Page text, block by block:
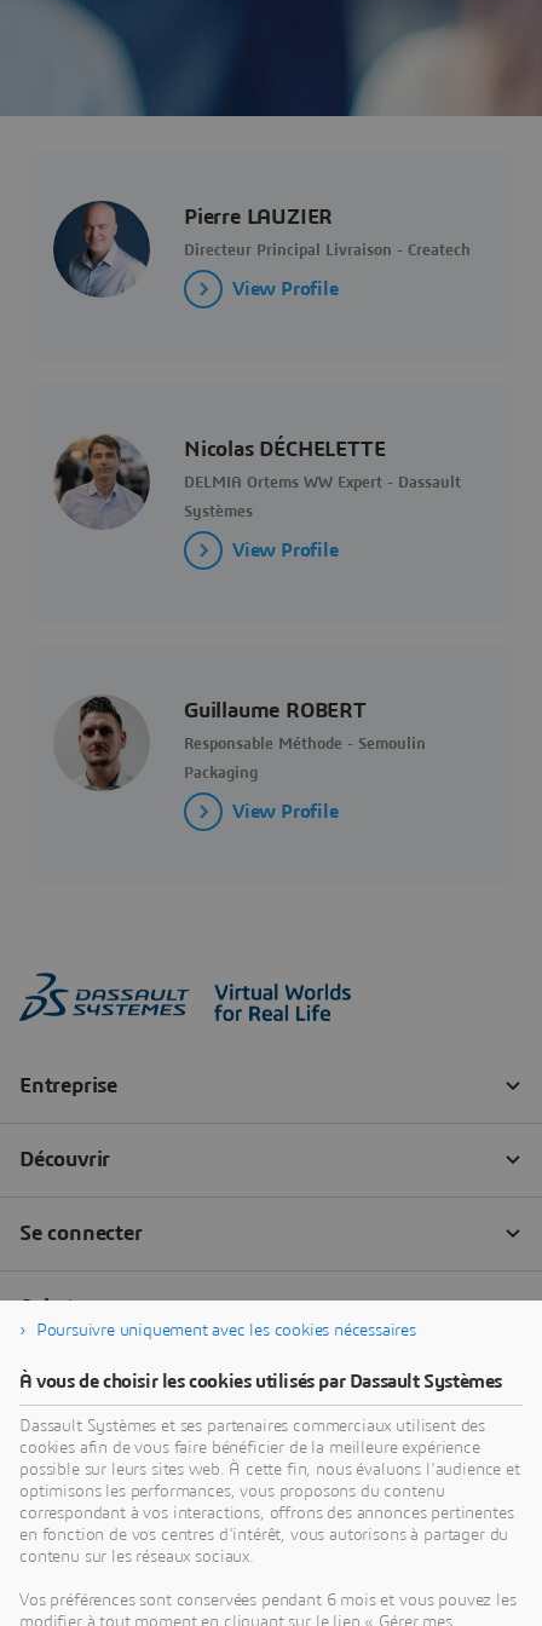
Pierre LAUZIER
Directeur Principal Livraison - Createch
View Profile
Nicolas DÉCHELETTE
DELMIA Ortems WW Expert - Dassault
Systèmes
View Profile
Guillaume ROBERT
Responsable Méthode - Semoulin
Packaging
View Profile
Poursuivre uniquement avec les cookies nécessaires
À vous de choisir les cookies utilisés par Dassault Systèmes
Dassault Systèmes et ses partenaires commerciaux utilisent des
cookies afin de vous faire bénéficier de la meilleure expérience
possible sur leurs sites web. À cette fin, nous évaluons l'audience et
optimisons les performances, vous proposons du contenu
correspondant à vos interactions, offrons des annonces pertinentes
en fonction de vos centres d'intérêt, vous autorisons à partager du
contenu sur les réseaux sociaux.
Vos préférences sont conservées pendant 6 mois et vous pouvez les
modifier à tout moment en cliquant sur le lien « Gérer mes